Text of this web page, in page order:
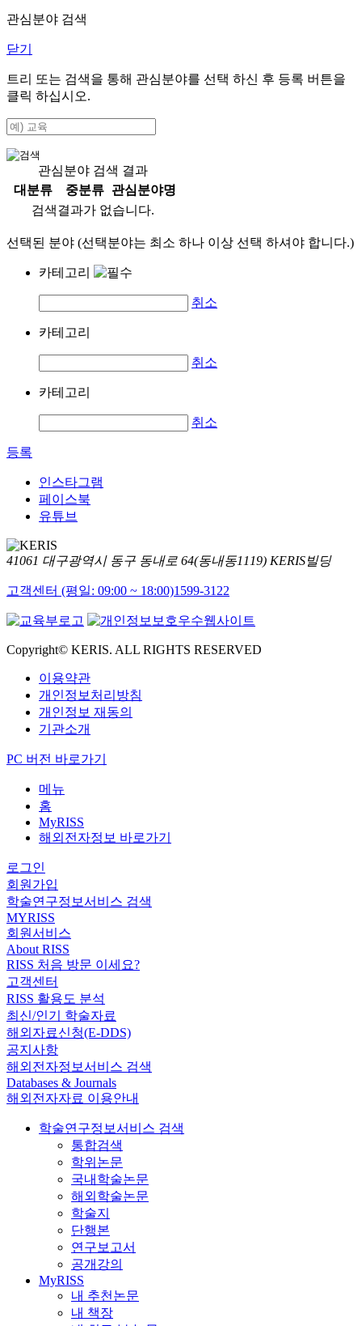
관심분야 검색
닫기
트리 또는 검색을 통해 관심분야를 선택 하신 후 등록 버튼을
클릭 하십시오.
관심분야 검색 결과
대분류
중분류
관심분야명
검색결과가 없습니다.
선택된 분야 (선택분야는 최소 하나 이상 선택 하셔야 합니다.)
카테고리
취소
카테고리
취소
카테고리
취소
등록
인스타그램
페이스북
유튜브
41061 대구광역시 동구 동내로 64(동내동1119) KERIS빌딩
고객센터 (평일: 09:00 ~ 18:00)1599-3122
Copyright© KERIS. ALL RIGHTS RESERVED
이용약관
개인정보처리방침
개인정보 재동의
기관소개
PC 버전 바로가기
메뉴
홈
MyRISS
해외전자정보 바로가기
로그인
회원가입
학술연구정보서비스 검색
MYRISS
회원서비스
About RISS
RISS 처음 방문 이세요?
고객센터
RISS 활용도 분석
최신/인기 학술자료
해외자료신청(E-DDS)
공지사항
해외전자정보서비스 검색
Databases & Journals
해외전자자료 이용안내
학술연구정보서비스 검색
통합검색
학위논문
국내학술논문
해외학술논문
학술지
단행본
연구보고서
공개강의
MyRISS
내 추천논문
내 책장